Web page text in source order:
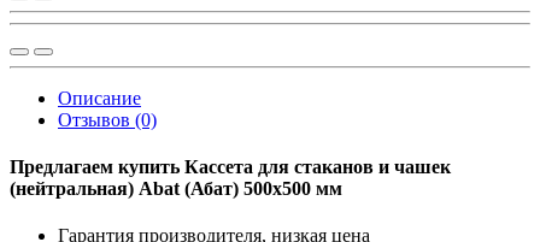
Описание
Отзывов (0)
Предлагаем купить Кассета для стаканов и чашек
(нейтральная) Abat (Абат) 500х500 мм
Гарантия производителя, низкая цена